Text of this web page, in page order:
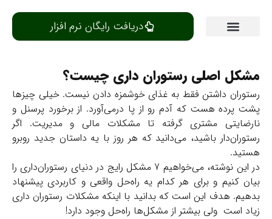
دریافت رایگان نرم افزار
مشکل اصلی رستوران داری چیست؟
رستوران داشتن فقط به غذای خوشمزه دادن نیست. خیلی چیزها
پشت پرده هست که آدم رو از پا درمی‌آورد. از برخورد پرسنل و
نارضایتی مشتری گرفته تا مشکلات مالی و مدیریت. اگر
رستوران‌دار باشید، می‌دانید که هر روز با یه داستان جدید روبرو
هستید.
در این نوشته، می‌خواهیم 7 مشکل رایج در دنیای رستوران‌داری را
بیان کنیم و برای هر کدام یه راه‌حل واقعی و کاربردی پیشنهاد
بدهیم. هدف این است که بدانید با اینکه مشکلات رستوران‌ داری
زیاد است ولی بیشتر از مشکل‌ها راه‌حل وجود دارد!